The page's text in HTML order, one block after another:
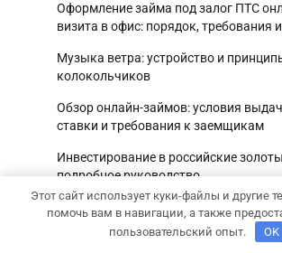
Оформление займа под залог ПТС
визита в офис: порядок, требования
Музыка ветра: устройство и
колокольчиков
Обзор онлайн-займов: условия
ставки и требования к заемщикам
Инвестирование в российские
подробное руководство
В чем обвиняют Тимура Турлова?
Этот сайт использует куки-файлы и другие
помочь вам в навигации, а также
пользовательский опыт.
OK